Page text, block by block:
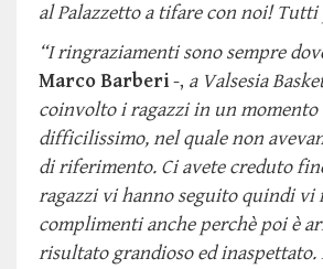
al Palazzetto a tifare con noi! Tutti
“I ringraziamenti sono sempre
Marco Barberi-, a Valsesia
coinvolto i ragazzi in un
difficilissimo, nel quale non
di riferimento. Ci avete creduto
ragazzi vi hanno seguito quindi vi
complimenti anche perchè poi è
risultato grandioso ed inaspettato.